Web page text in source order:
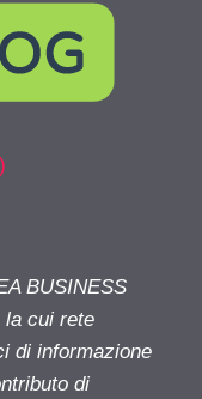
BUSINESS
la cui rete
di informazione
di